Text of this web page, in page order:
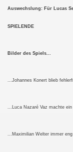
Auswechslung: Für Lucas
SPIELENDE
Bilder des Spiels...
...Johannes Konert blieb
...Luca Nazaré Vaz machte
...Maximilian Welter immer